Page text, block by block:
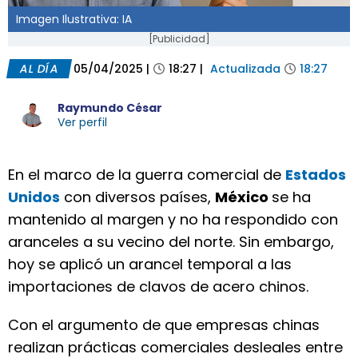
Imagen Ilustrativa: IA
[Publicidad]
AL DÍA 05/04/2025 | 18:27 | Actualizada 18:27
Raymundo César
Ver perfil
En el marco de la guerra comercial de Estados
Unidos con diversos países, México se ha
mantenido al margen y no ha respondido con
aranceles a su vecino del norte. Sin embargo,
hoy se aplicó un arancel temporal a las
importaciones de clavos de acero chinos.
Con el argumento de que empresas chinas
realizan prácticas comerciales desleales entre